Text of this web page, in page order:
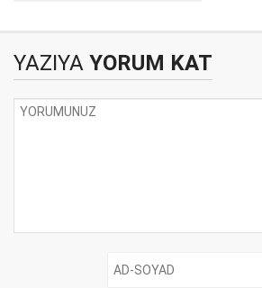
YAZIYA YORUM KAT